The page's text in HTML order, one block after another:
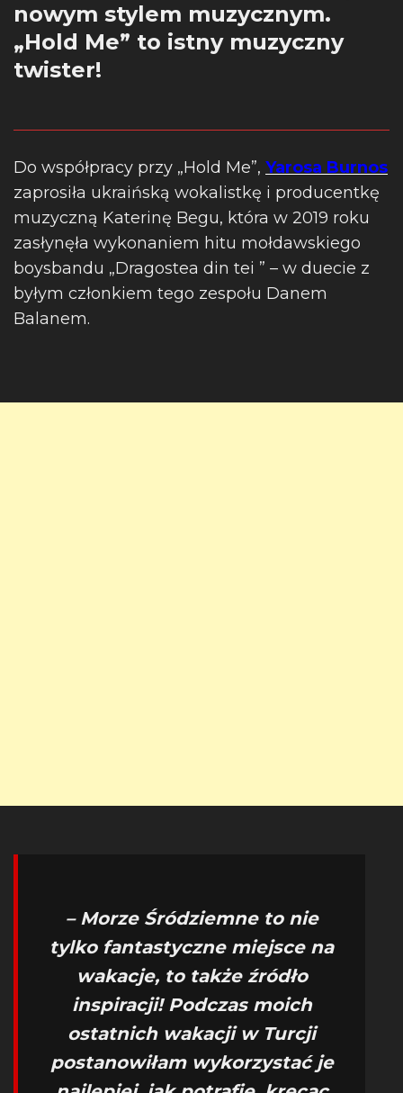
nowym stylem muzycznym.
„Hold Me” to istny muzyczny
twister!
Do współpracy przy „Hold Me”, Yarosa Burnos
zaprosiła ukraińską wokalistkę i producentkę
muzyczną Katerinę Begu, która w 2019 roku
zasłynęła wykonaniem hitu mołdawskiego
boysbandu „Dragostea din tei ” – w duecie z
byłym członkiem tego zespołu Danem
Balanem.
– Morze Śródziemne to nie
tylko fantastyczne miejsce na
wakacje, to także źródło
inspiracji! Podczas moich
ostatnich wakacji w Turcji
postanowiłam wykorzystać je